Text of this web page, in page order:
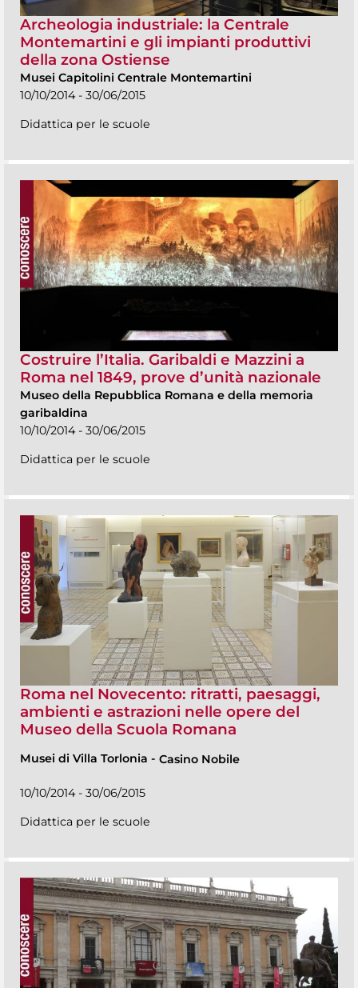
Archeologia industriale: la Centrale
Montemartini e gli impianti produttivi
della zona Ostiense
Musei Capitolini Centrale Montemartini
10/10/2014 - 30/06/2015
Didattica per le scuole
Costruire l’Italia. Garibaldi e Mazzini a
Roma nel 1849, prove d’unità nazionale
Museo della Repubblica Romana e della memoria
garibaldina
10/10/2014 - 30/06/2015
Didattica per le scuole
Roma nel Novecento: ritratti, paesaggi,
ambienti e astrazioni nelle opere del
Museo della Scuola Romana
Musei di Villa Torlonia - Casino Nobile
10/10/2014 - 30/06/2015
Didattica per le scuole